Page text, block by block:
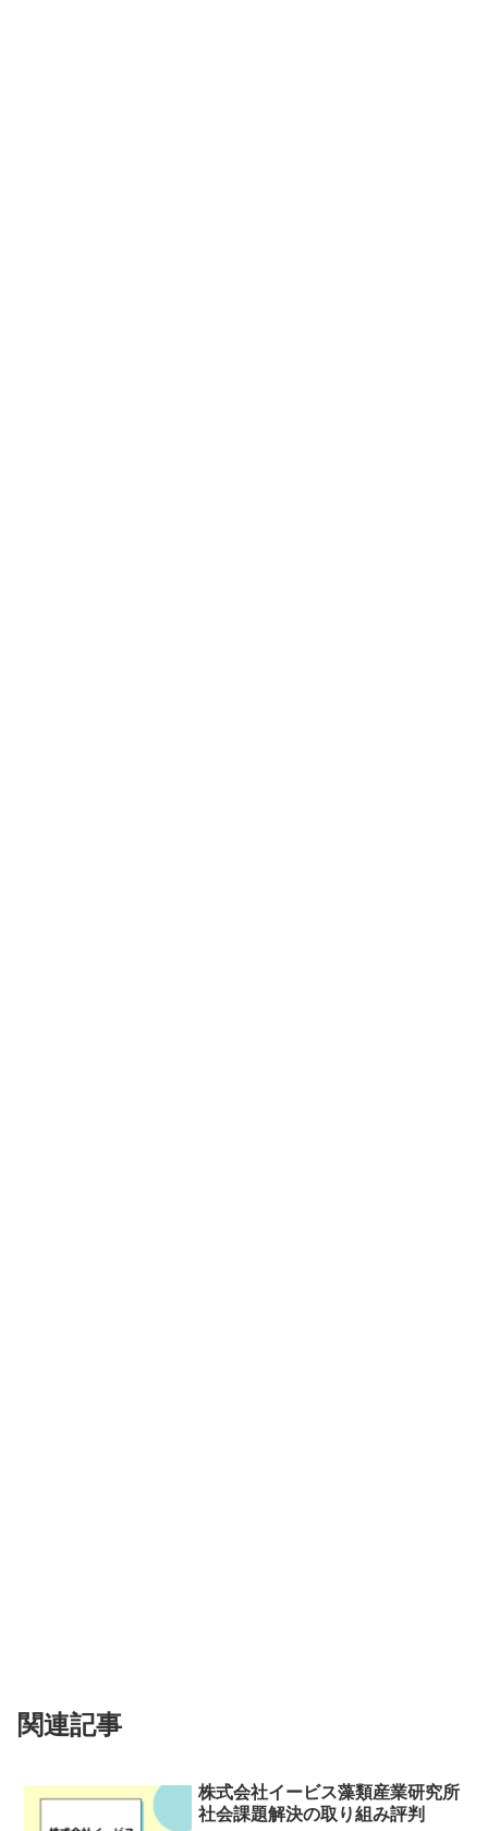
関連記事
株式会社イービス藻類産業研究所
社会課題解決の取り組み評判